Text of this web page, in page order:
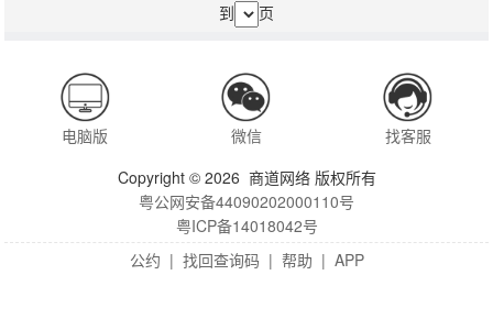
到
页
电脑版 微信
找客服
Copyright © 2026 商道网络 版权所有
粤公网安备44090202000110号
粤ICP备14018042号
公约 | 找回查询码 | 帮助 | APP